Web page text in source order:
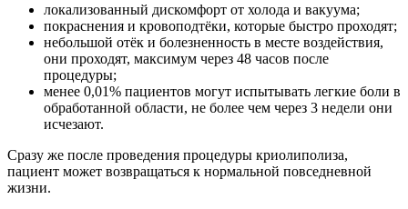
локализованный дискомфорт от холода и вакуума;
покраснения и кровоподтёки, которые быстро проходят;
небольшой отёк и болезненность в месте воздействия,
они проходят, максимум через 48 часов после
процедуры;
менее 0,01% пациентов могут испытывать легкие боли в
обработанной области, не более чем через 3 недели они
исчезают.
Сразу же после проведения процедуры криолиполиза,
пациент может возвращаться к нормальной повседневной
жизни.